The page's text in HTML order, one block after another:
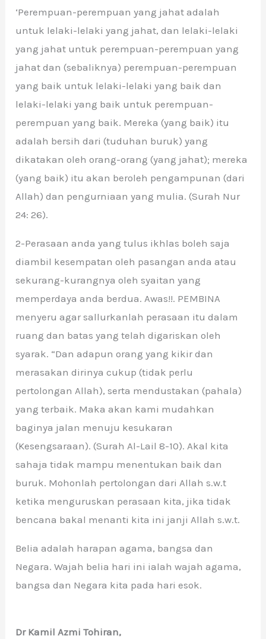
‘Perempuan-perempuan yang jahat adalah
untuk lelaki-lelaki yang jahat, dan lelaki-lelaki
yang jahat untuk perempuan-perempuan yang
jahat dan (sebaliknya) perempuan-perempuan
yang baik untuk lelaki-lelaki yang baik dan
lelaki-lelaki yang baik untuk perempuan-
perempuan yang baik. Mereka (yang baik) itu
adalah bersih dari (tuduhan buruk) yang
dikatakan oleh orang-orang (yang jahat); mereka
(yang baik) itu akan beroleh pengampunan (dari
Allah) dan pengurniaan yang mulia. (Surah Nur
24: 26).
2-Perasaan anda yang tulus ikhlas boleh saja
diambil kesempatan oleh pasangan anda atau
sekurang-kurangnya oleh syaitan yang
memperdaya anda berdua. Awas!!. PEMBINA
menyeru agar sallurkanlah perasaan itu dalam
ruang dan batas yang telah digariskan oleh
syarak. “Dan adapun orang yang kikir dan
merasakan dirinya cukup (tidak perlu
pertolongan Allah), serta mendustakan (pahala)
yang terbaik. Maka akan kami mudahkan
baginya jalan menuju kesukaran
(Kesengsaraan). (Surah Al-Lail 8-10). Akal kita
sahaja tidak mampu menentukan baik dan
buruk. Mohonlah pertolongan dari Allah s.w.t
ketika menguruskan perasaan kita, jika tidak
bencana bakal menanti kita ini janji Allah s.w.t.
Belia adalah harapan agama, bangsa dan
Negara. Wajah belia hari ini ialah wajah agama,
bangsa dan Negara kita pada hari esok.
Dr Kamil Azmi Tohiran,